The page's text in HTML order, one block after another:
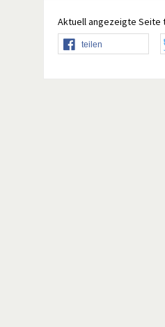
Aktuell angezeigte Seite
teilen